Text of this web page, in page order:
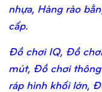
nhựa, Hàng rào
cấp.
Đồ chơi IQ, Đồ
mút, Đồ chơi
ráp hình khối lớn,